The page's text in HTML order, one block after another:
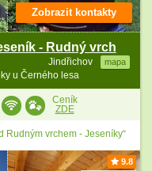
- Rudný vrch
Jindřichov mapa
u Černého lesa
Zobrazit kontakty
Ceník
ZDE
Rudným vrchem - Jeseníky“
9.8